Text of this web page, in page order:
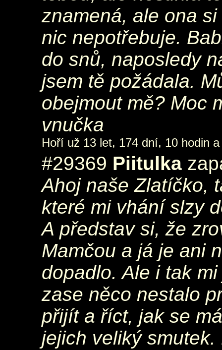
znamená, ale ona
nic nepotřebuje.
do snů, naposledy
jsem tě požádala.
obejmout mě? Moc
vnučka
Hoří už 13 let, 174 dní, 10 hodin
#29369 Piitulka
Ahoj naše Zlatíčko,
které mi vhání slzy
A představ si, že
Mamčou a já je ani
dopadlo. Ale i tak
zase něco nestalo
přijít a říct, jak se
jejich veliký